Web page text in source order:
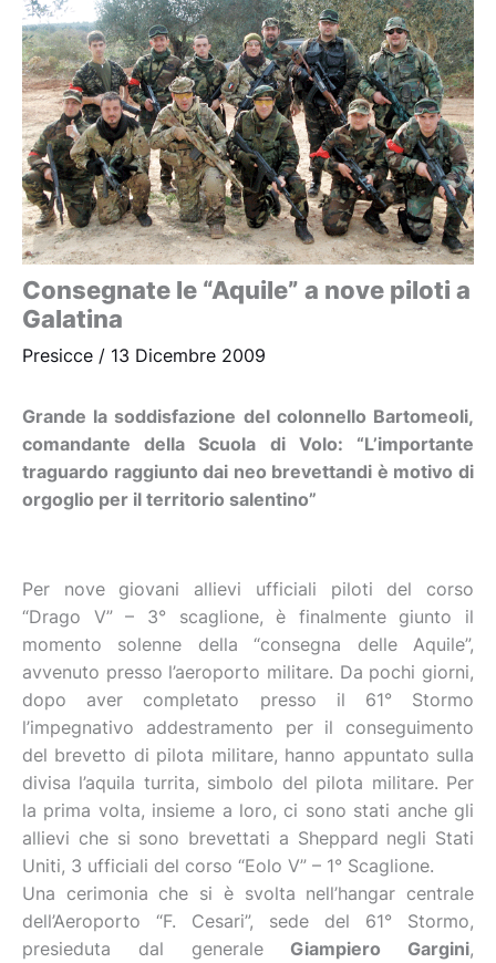
Consegnate le “Aquile” a nove piloti a
Galatina
Presicce / 13 Dicembre 2009
Grande la soddisfazione del colonnello Bartomeoli,
comandante della Scuola di Volo: “L’importante
traguardo raggiunto dai neo brevettandi è motivo di
orgoglio per il territorio salentino”
Per nove giovani allievi ufficiali piloti del corso
“Drago V” – 3° scaglione, è finalmente giunto il
momento solenne della “consegna delle Aquile”,
avvenuto presso l’aeroporto militare. Da pochi giorni,
dopo aver completato presso il 61° Stormo
l’impegnativo addestramento per il conseguimento
del brevetto di pilota militare, hanno appuntato sulla
divisa l’aquila turrita, simbolo del pilota militare. Per
la prima volta, insieme a loro, ci sono stati anche gli
allievi che si sono brevettati a Sheppard negli Stati
Uniti, 3 ufficiali del corso “Eolo V” – 1° Scaglione.
Una cerimonia che si è svolta nell’hangar centrale
dell’Aeroporto “F. Cesari”, sede del 61° Stormo,
presieduta dal generale Giampiero Gargini,